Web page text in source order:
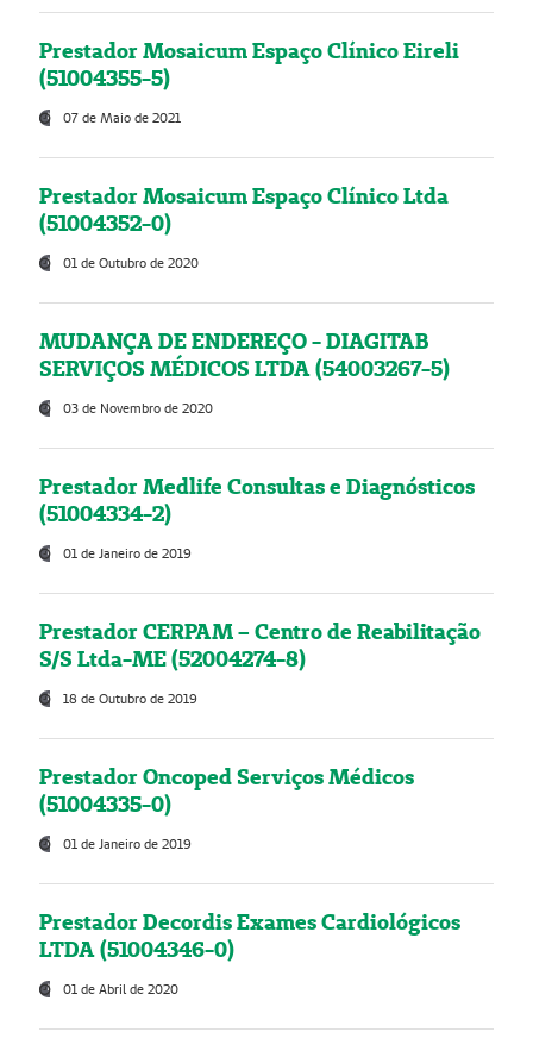
Prestador Mosaicum Espaço Clínico Eireli
(51004355-5)
07 de Maio de 2021
Prestador Mosaicum Espaço Clínico Ltda
(51004352-0)
01 de Outubro de 2020
MUDANÇA DE ENDEREÇO - DIAGITAB
SERVIÇOS MÉDICOS LTDA (54003267-5)
03 de Novembro de 2020
Prestador Medlife Consultas e Diagnósticos
(51004334-2)
01 de Janeiro de 2019
Prestador CERPAM – Centro de Reabilitação
S/S Ltda-ME (52004274-8)
18 de Outubro de 2019
Prestador Oncoped Serviços Médicos
(51004335-0)
01 de Janeiro de 2019
Prestador Decordis Exames Cardiológicos
LTDA (51004346-0)
01 de Abril de 2020